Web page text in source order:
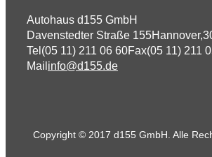
Autohaus d155 GmbH
Davenstedter Straße 155Hannover,
Tel (05 11) 211 06 60Fax(05 11) 211
Mail info@d155.de
Copyright © 2017 d155 GmbH. Alle